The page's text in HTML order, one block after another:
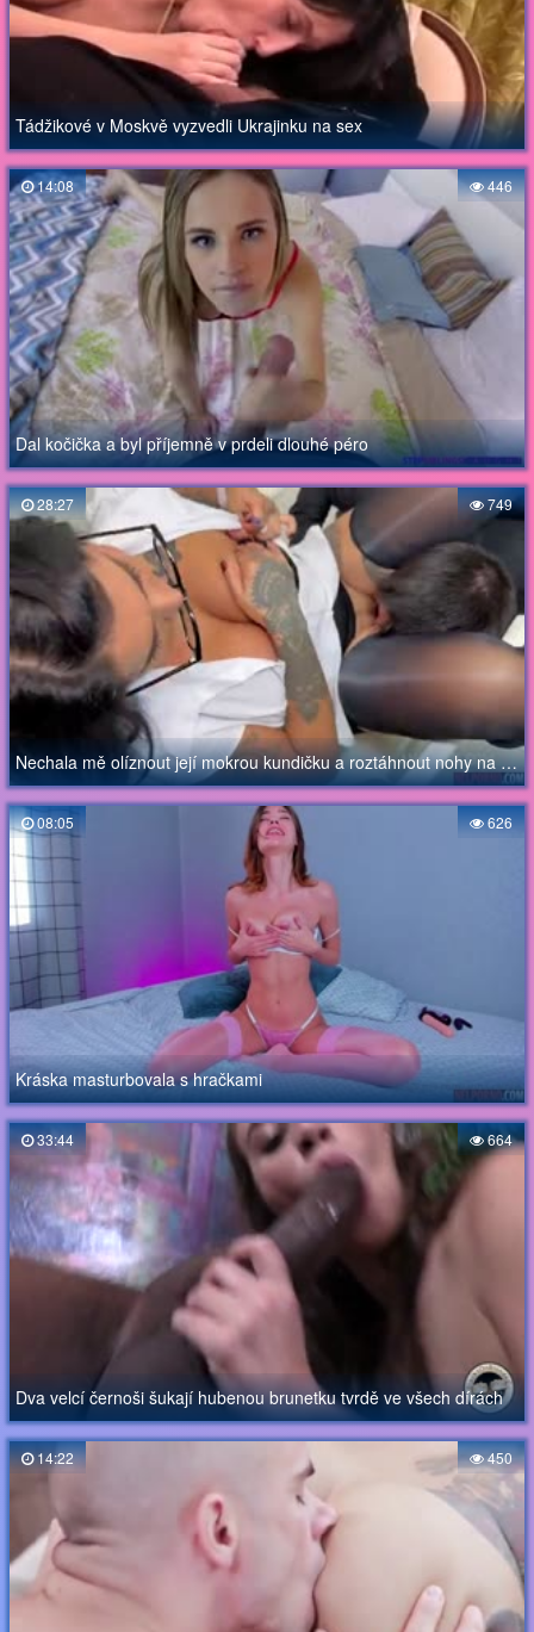
Tádžikové v Moskvě vyzvedli Ukrajinku na sex
14:08 446
Dal kočička a byl příjemně v prdeli dlouhé péro
28:27 749
Nechala mě olíznout její mokrou kundičku a roztáhnout nohy na sex
08:05 626
Kráska masturbovala s hračkami
33:44 664
Dva velcí černoši šukají hubenou brunetku tvrdě ve všech dírách
14:22 450